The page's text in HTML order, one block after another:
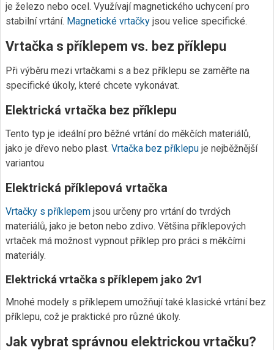
je železo nebo ocel. Využívají magnetického uchycení pro
stabilní vrtání. Magnetické vrtačky jsou velice specifické.
Vrtačka s příklepem vs. bez příklepu
Při výběru mezi vrtačkami s a bez příklepu se zaměřte na
specifické úkoly, které chcete vykonávat.
Elektrická vrtačka bez příklepu
Tento typ je ideální pro běžné vrtání do měkčích materiálů,
jako je dřevo nebo plast. Vrtačka bez příklepu je nejběžnější
variantou
Elektrická příklepová vrtačka
Vrtačky s příklepem jsou určeny pro vrtání do tvrdých
materiálů, jako je beton nebo zdivo. Většina příklepových
vrtaček má možnost vypnout příklep pro práci s měkčími
materiály.
Elektrická vrtačka s příklepem jako 2v1
Mnohé modely s příklepem umožňují také klasické vrtání bez
příklepu, což je praktické pro různé úkoly.
Jak vybrat správnou elektrickou vrtačku?